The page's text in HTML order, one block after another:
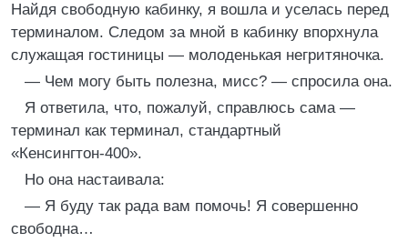
Найдя свободную кабинку, я вошла и уселась перед
терминалом. Следом за мной в кабинку впорхнула
служащая гостиницы — молоденькая негритяночка.
— Чем могу быть полезна, мисс? — спросила она.
Я ответила, что, пожалуй, справлюсь сама —
терминал как терминал, стандартный
«Кенсингтон-400».
Но она настаивала:
— Я буду так рада вам помочь! Я совершенно
свободна…